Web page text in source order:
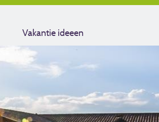
Vakantie ideeen